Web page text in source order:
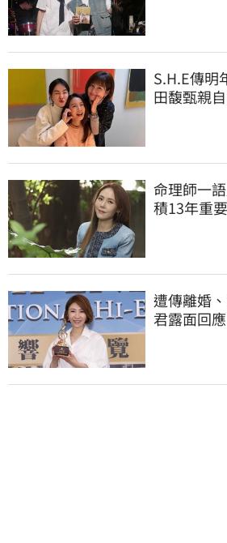
S.H.E傳明
田馥甄親
命理師一
積13年重
遭傳離婚
君露面回